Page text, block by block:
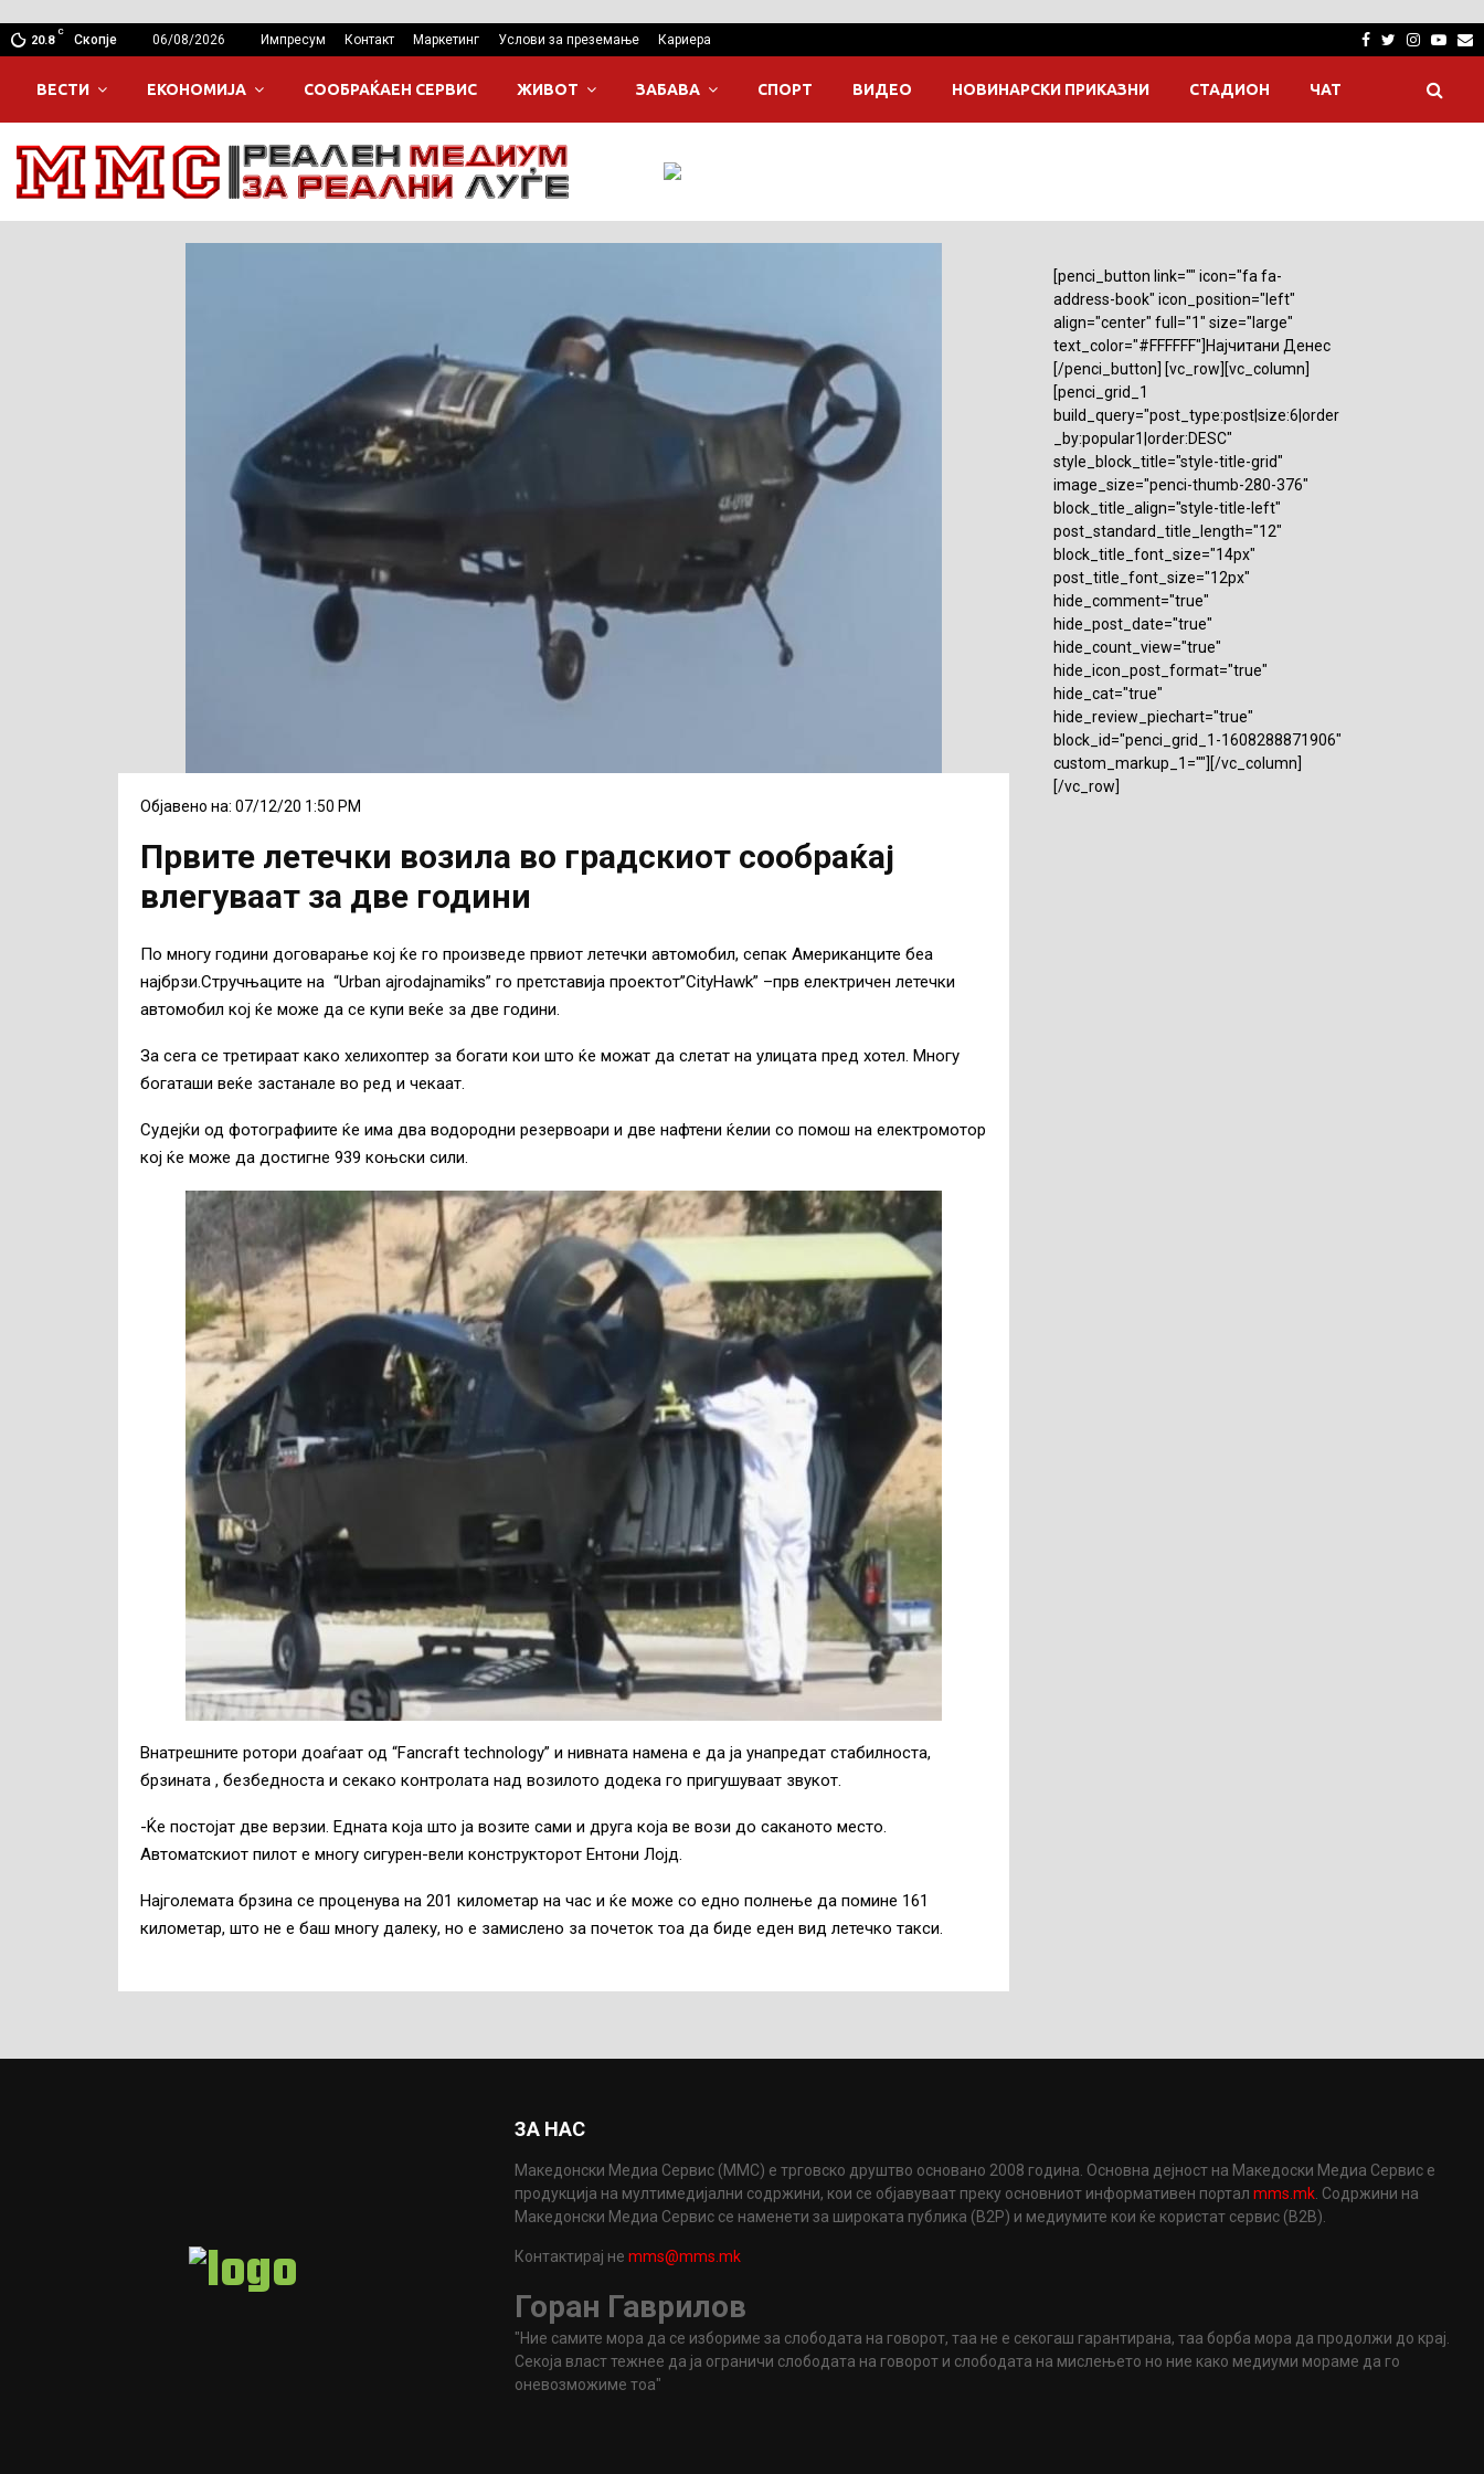
20.8
C
Скопје 06/08/2026 Импресум Контакт Маркетинг Услови за преземање Кариера Facebook
Twitter
ВЕСТИ ЕКОНОМИЈА СООБРАЌАЕН СЕРВИС ЖИВОТ ЗАБАВА СПОРТ ВИДЕО НОВИНАРСКИ ПРИКАЗНИ СТАДИОН ЧАТ
Објавено на: 07/12/20 1:50 PM
Првите летечки возила во градскиот сообраќај
влегуваат за две години
По многу години договарање кој ќе го произведе првиот летечки автомобил, сепак Американците беа
најбрзи.Стручњаците на “Urban ajrodajnamiks” го претставија проектот”CityHawk” –прв електричен летечки
автомобил кој ќе може да се купи веќе за две години.
За сега се третираат како хелихоптер за богати кои што ќе можат да слетат на улицата пред хотел. Многу
богаташи веќе застанале во ред и чекаат.
Судејќи од фотографиите ќе има два водородни резервоари и две нафтени ќелии со помош на електромотор
кој ќе може да достигне 939 коњски сили.
Внатрешните ротори доаѓаат од “Fancraft technology” и нивната намена е да ја унапредат стабилноста,
брзината , безбедноста и секако контролата над возилото додека го пригушуваат звукот.
-Ќе постојат две верзии. Едната која што ја возите сами и друга која ве вози до саканото место.
Автоматскиот пилот е многу сигурен-вели конструкторот Ентони Лојд.
Најголемата брзина се проценува на 201 километар на час и ќе може со едно полнење да помине 161
километар, што не е баш многу далеку, но е замислено за почеток тоа да биде еден вид летечко такси.
[penci_button link="" icon="fa fa-
address-book" icon_position="left"
align="center" full="1" size="large"
text_color="#FFFFFF"]Најчитани Денес
[/penci_button] [vc_row][vc_column]
[penci_grid_1
build_query="post_type:post|size:6|order
_by:popular1|order:DESC"
style_block_title="style-title-grid"
image_size="penci-thumb-280-376"
block_title_align="style-title-left"
post_standard_title_length="12"
block_title_font_size="14px"
post_title_font_size="12px"
hide_comment="true"
hide_post_date="true"
hide_count_view="true"
hide_icon_post_format="true"
hide_cat="true"
hide_review_piechart="true"
block_id="penci_grid_1-1608288871906"
custom_markup_1=""][/vc_column]
[/vc_row]
ЗА НАС
Македонски Медиа Сервис (ММС) е трговско друштво основано 2008 година. Основна дејност на Македоски Медиа Сервис е
продукција на мултимедијални содржини, кои се објавуваат преку основниот информативен порталmms.mk. Содржини на
Македонски Медиа Сервис се наменети за широката публика (B2P) и медиумите кои ќе користат сервис (B2B).
Контактирај неmms@mms.mk
Горан Гаврилов
"Ние самите мора да се избориме за слободата на говорот, таа не е секогаш гарантирана, таа борба мора да продолжи до крај.
Секоја власт тежнее да ја ограничи слободата на говорот и слободата на мислењето но ние како медиуми мораме да го
оневозможиме тоа"